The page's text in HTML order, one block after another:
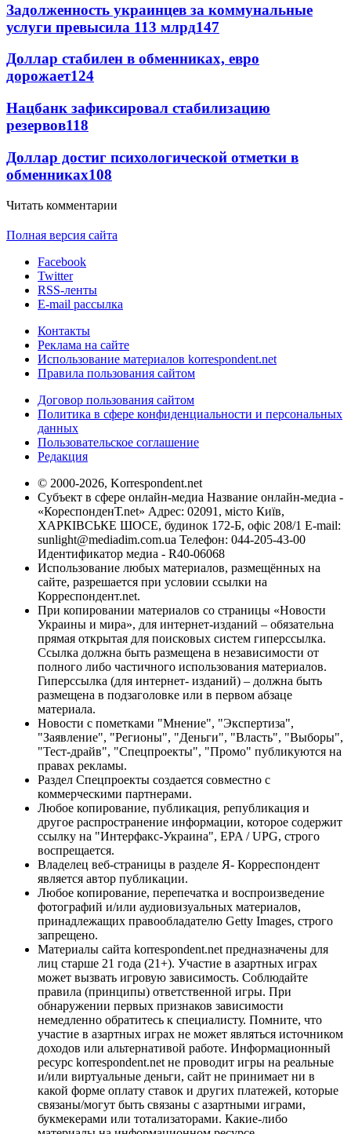
Задолженность украинцев за коммунальные
услуги превысила 113 млрд147
Доллар стабилен в обменниках, евро
дорожает124
Нацбанк зафиксировал стабилизацию
резервов118
Доллар достиг психологической отметки в
обменниках108
Читать комментарии
Полная версия сайта
Facebook
Twitter
RSS-ленты
E-mail рассылка
Контакты
Реклама на сайте
Использование материалов korrespondent.net
Правила пользования сайтом
Договор пользования сайтом
Политика в сфере конфиденциальности и персональных
данных
Пользовательское соглашение
Редакция
© 2000-2026, Korrespondent.net
Субъект в сфере онлайн-медиа Название онлайн-медиа -
«КореспонденТ.net» Адрес: 02091, місто Київ,
ХАРКІВСЬКЕ ШОСЕ, будинок 172-Б, офіс 208/1 E-mail:
sunlight@mediadim.com.ua Телефон: 044-205-43-00
Идентификатор медиа - R40-06068
Использование любых материалов, размещённых на
сайте, разрешается при условии ссылки на
Корреспондент.net.
При копировании материалов со страницы «Новости
Украины и мира», для интернет-изданий – обязательна
прямая открытая для поисковых систем гиперссылка.
Ссылка должна быть размещена в независимости от
полного либо частичного использования материалов.
Гиперссылка (для интернет- изданий) – должна быть
размещена в подзаголовке или в первом абзаце
материала.
Новости с пометками "Мнение", "Экспертиза",
"Заявление", "Регионы", "Деньги", "Власть", "Выборы",
"Тест-драйв", "Спецпроекты", "Промо" публикуются на
правах рекламы.
Раздел Спецпроекты создается совместно с
коммерческими партнерами.
Любое копирование, публикация, републикация и
другое распространение информации, которое содержит
ссылку на "Интерфакс-Украина", EPA / UPG, строго
воспрещается.
Владелец веб-страницы в разделе Я- Корреспондент
является автор публикации.
Любое копирование, перепечатка и воспроизведение
фотографий и/или аудиовизуальных материалов,
принадлежащих правообладателю Getty Images, строго
запрещено.
Материалы сайта korrespondent.net предназначены для
лиц старше 21 года (21+). Участие в азартных играх
может вызвать игровую зависимость. Соблюдайте
правила (принципы) ответственной игры. При
обнаружении первых признаков зависимости
немедленно обратитесь к специалисту. Помните, что
участие в азартных играх не может являться источником
доходов или альтернативой работе. Информационный
ресурс korrespondent.net не проводит игры на реальные
и/или виртуальные деньги, сайт не принимает ни в
какой форме оплату ставок и других платежей, которые
связаны/могут быть связаны с азартными играми,
букмекерами или тотализаторами. Какие-либо